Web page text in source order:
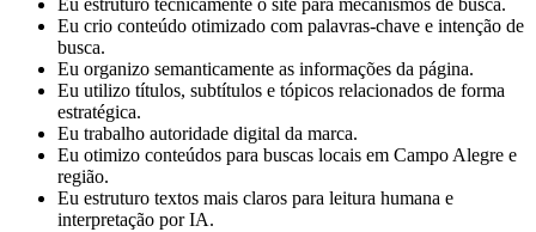
Eu estruturo tecnicamente o site para mecanismos de busca.
Eu crio conteúdo otimizado com palavras-chave e intenção de
busca.
Eu organizo semanticamente as informações da página.
Eu utilizo títulos, subtítulos e tópicos relacionados de forma
estratégica.
Eu trabalho autoridade digital da marca.
Eu otimizo conteúdos para buscas locais em Campo Alegre e
região.
Eu estruturo textos mais claros para leitura humana e
interpretação por IA.